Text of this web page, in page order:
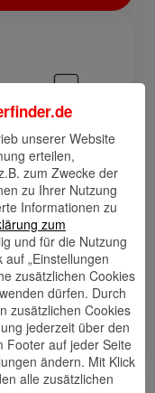
🎯 Service-
Center
unserer Website
erteilen,
zum Zwecke der
zu Ihrer Nutzung
Informationen zu
zum
und für die Nutzung
„Einstellungen
zusätzlichen Cookies
dürfen. Durch
zusätzlichen Cookies
jederzeit über den
Footer auf jeder Seite
ändern. Mit Klick
alle zusätzlichen